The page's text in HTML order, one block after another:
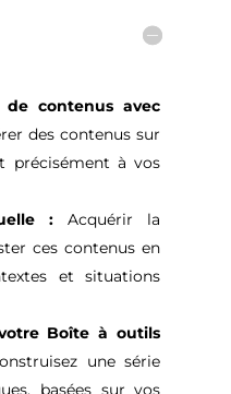
contenus avec
des contenus sur
précisément à vos
: Acquérir la
ces contenus en
et situations
Boîte à outils
une série
basées sur vos